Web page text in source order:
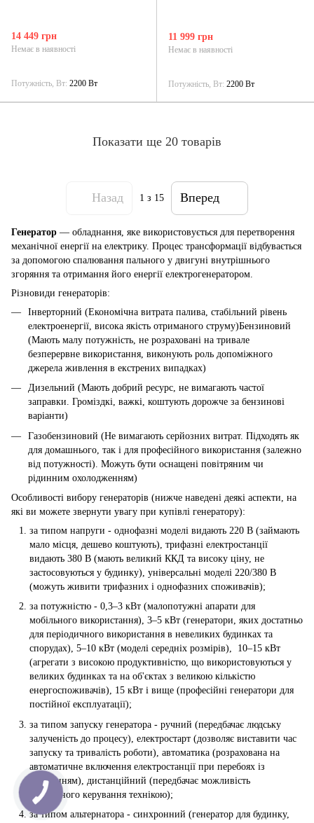
Генератор — обладнання, яке використовується для перетворення
механічної енергії на електрику. Процес трансформації відбувається
за допомогою спалювання пального у двигуні внутрішнього
згоряння та отримання його енергії електрогенератором.
Різновиди генераторів:
Інверторний (Економічна витрата палива, стабільний рівень
електроенергії, висока якість отриманого струму)Бензиновий
(Мають малу потужність, не розраховані на тривале
безперервне використання, виконують роль допоміжного
джерела живлення в екстрених випадках)
Дизельний (Мають добрий ресурс, не вимагають частої
заправки. Громіздкі, важкі, коштують дорожче за бензинові
варіанти)
Газобензиновий (Не вимагають серйозних витрат. Підходять як
для домашнього, так і для професійного використання (залежно
від потужності). Можуть бути оснащені повітряним чи
рідинним охолодженням)
Особливості вибору генераторів (нижче наведені деякі аспекти, на
які ви можете звернути увагу при купівлі генератору):
за типом напруги - однофазні моделі видають 220 В (займають
мало місця, дешево коштують), трифазні електростанції
видають 380 В (мають великий ККД та високу ціну, не
застосовуються у будинку), універсальні моделі 220/380 В
(можуть живити трифазних і однофазних споживачів);
за потужністю - 0,3–3 кВт (малопотужні апарати для
мобільного використання), 3–5 кВт (генератори, яких достатньо
для періодичного використання в невеликих будинках та
спорудах), 5–10 кВт (моделі середніх розмірів), 10–15 кВт
(агрегати з високою продуктивністю, що використовуються у
великих будинках та на об'єктах з великою кількістю
енергоспоживачів), 15 кВт і вище (професійні генератори для
постійної експлуатації);
за типом запуску генератора - ручний (передбачає людську
залученість до процесу), електростарт (дозволяє виставити час
запуску та тривалість роботи), автоматика (розрахована на
автоматичне включення електростанції при перебоях із
живленням), дистанційний (передбачає можливість
віддаленого керування технікою);
за типом альтернатора - синхронний (генератор для будинку,
14 449 грн
Немає в наявності
Потужність, Вт 2200 Вт
11 999 грн
Немає в наявності
Потужність, Вт 2200 Вт
Показати ще 20 товарів
Назад 1 з 15 Вперед